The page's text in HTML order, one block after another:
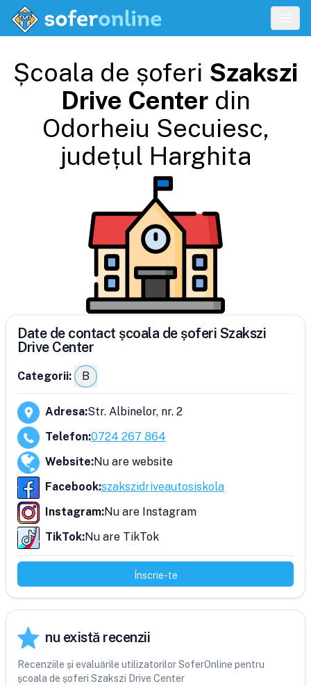
Școala de șoferi Szakszi
Drive Centerdin
Odorheiu Secuiesc,
județul Harghita
Date de contact școala de șoferi Szakszi
Drive Center
Categorii: B
Adresa:Str. Albinelor, nr. 2
Telefon:0724 267 864
Website:Nu are website
Facebook:szakszidriveautosiskola
Instagram:Nu are Instagram
TikTok:Nu are TikTok
Înscrie-te
nu există recenzii
Recenziile și evaluările utilizatorilor SoferOnline pentru
școala de șoferi Szakszi Drive Center